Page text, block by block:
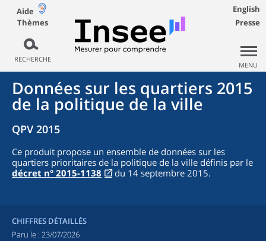
Aide
Thèmes
RECHERCHE
English
Presse
MENU
Données sur les quartiers 2015
de la politique de la ville
QPV 2015
Ce produit propose un ensemble de données sur les
quartiers prioritaires de la politique de la ville définis par le
décret n° 2015-1138
du 14 septembre 2015.
CHIFFRES DÉTAILLÉS
Paru le : 23/07/2026